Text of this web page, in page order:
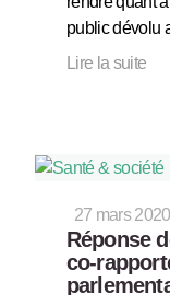
public dévolu
Lire la suite
27 mars 2020
Réponse
co-